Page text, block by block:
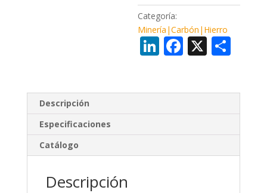
Categoría:
Minería|Carbón|Hierro
Li
dI
n
F
o
o
k
X
ar
ti
r
Descripción
Especificaciones
Catálogo
Descripción